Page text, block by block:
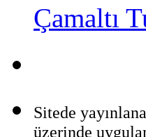
Çamaltı
Sitede
üzerinde